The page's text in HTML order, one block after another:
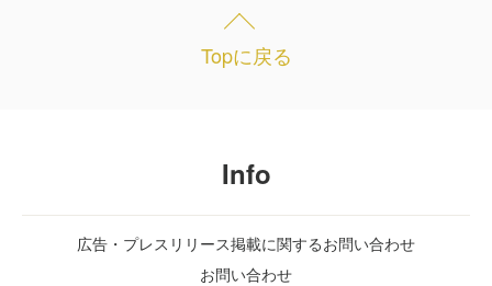
Topに戻る
Info
広告・プレスリリース掲載に関するお問い合わせ
お問い合わせ